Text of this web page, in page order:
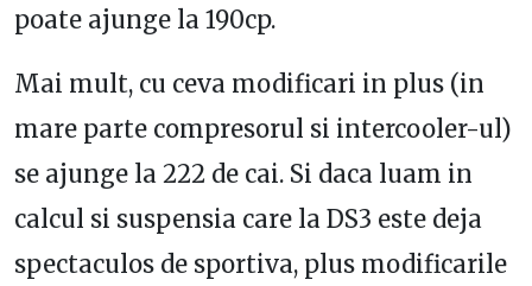
poate ajunge la 190cp.
Mai mult, cu ceva modificari in plus (in
mare parte compresorul si intercooler-ul)
se ajunge la 222 de cai. Si daca luam in
calcul si suspensia care la DS3 este deja
spectaculos de sportiva, plus modificarile